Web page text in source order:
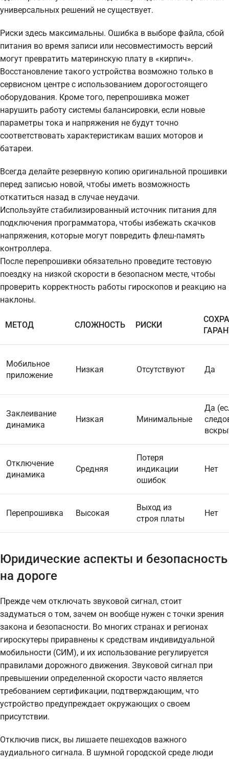
универсальных решений не существует.
Риски здесь максимальны. Ошибка в выборе файла, сбой
питания во время записи или несовместимость версий
могут превратить материнскую плату в «кирпич».
Восстановление такого устройства возможно только в
сервисном центре с использованием дорогостоящего
оборудования. Кроме того, перепрошивка может
нарушить работу системы балансировки, если новые
параметры тока и напряжения не будут точно
соответствовать характеристикам ваших моторов и
батареи.
Всегда делайте резервную копию оригинальной прошивки
перед записью новой, чтобы иметь возможность
откатиться назад в случае неудачи.
Используйте стабилизированный источник питания для
подключения программатора, чтобы избежать скачков
напряжения, которые могут повредить флеш-память
контроллера.
После перепрошивки обязательно проведите тестовую
поездку на низкой скорости в безопасном месте, чтобы
проверить корректность работы гироскопов и реакцию на
наклоны.
МЕТОД СЛОЖНОСТЬ РИСКИ
Мобильное
приложение
Низкая Отсутствуют Да
Заклеивание
динамика
Низкая Минимальные
Да
Отключение
динамика
Средняя
Потеря
индикации
ошибок
Нет
Перепрошивка Высокая
Выход из
строя платы
Нет
Юридические аспекты и безопасность
на дороге
Прежде чем отключать звуковой сигнал, стоит
задуматься о том, зачем он вообще нужен с точки зрения
закона и безопасности. Во многих странах и регионах
гироскутеры приравнены к средствам индивидуальной
мобильности (СИМ), и их использование регулируется
правилами дорожного движения. Звуковой сигнал при
превышении определенной скорости часто является
требованием сертификации, подтверждающим, что
устройство предупреждает окружающих о своем
присутствии.
Отключив писк, вы лишаете пешеходов важного
аудиального сигнала. В шумной городской среде люди